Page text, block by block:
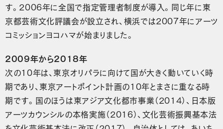
す。2006年に全国で指定管理者制度が導入。同じ年に東
京都芸術文化評議会が設立され、横浜では2007年にアーツ
コミッションヨコハマが始まりました。
2009年から2018年
次の10年は、東京オリパラに向けて国が大きく動いていく時
期であり、東京アートポイント計画の10年とまさに重なる時
期です。国のほうは東アジア文化都市事業（2014）、日本版
アーツカウンシルの本格実施（2016）、文化芸術振興基本法